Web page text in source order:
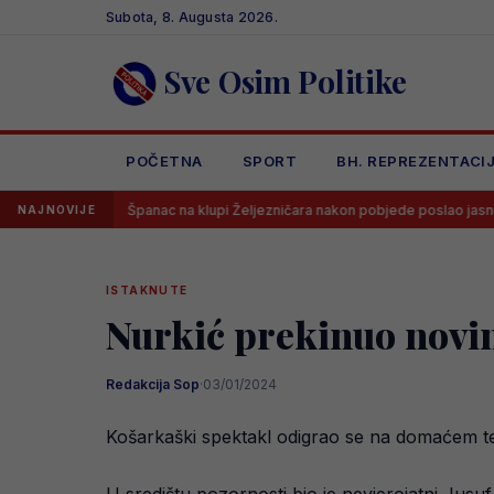
Subota, 8. Augusta 2026.
Sve Osim Politike
POČETNA SPORT BH.
NAJNOVIJE
Španac na klupi Željezničara nakon pobjede poslao jasnu poruku svima
ISTAKNUTE
Nurkić prekinuo
Redakcija Sop·03/01/2024
Košarkaški spektakl odigrao se na domaćem